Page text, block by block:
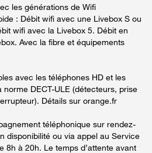
les générations de Wifi
: Débit wifi avec une Livebox S ou
wifi avec la Livebox 5. Débit en
Avec la fibre et équipements
avec les téléphones HD et les
DECT-ULE (détecteurs, prise
Détails sur orange.fr
téléphonique sur rendez-
disponibilité ou via appel au Service
8h à 20h. Le temps d’attente avant